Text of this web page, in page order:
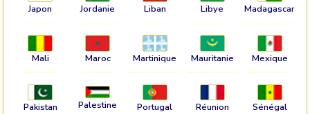
Japon Jordanie Liban Libye Madagascar
Mali Maroc Martinique Mauritanie Mexique
Pakistan Palestine Portugal Réunion Sénégal